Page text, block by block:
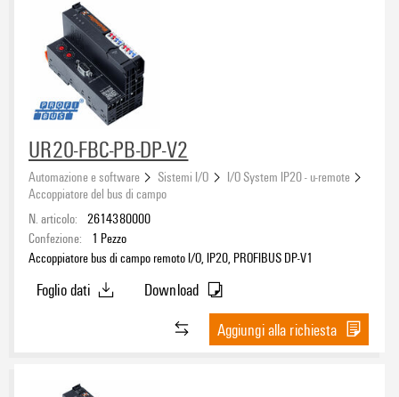
UR20-FBC-PB-DP-V2
Automazione e software Sistemi I/O
I/O System IP20 - u-remote
Accoppiatore del bus di campo
N. articolo: 2614380000
Confezione:
1 Pezzo
Accoppiatore bus di campo remoto I/O, IP20, PROFIBUS DP-V1
Foglio dati
Download
Aggiungi alla richiesta